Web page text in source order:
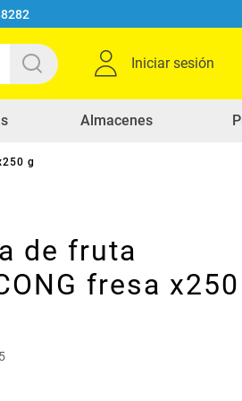
Iniciar sesión
Almacenes
g
de fruta
fresa x250